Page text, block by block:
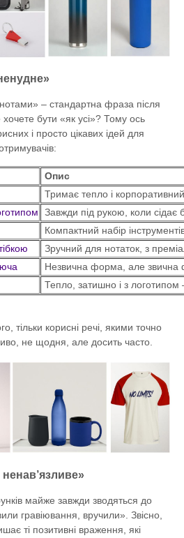
– стандартна фраза після
бути «як усі»? Тому ось
і просто цікавих ідей для
Опис
Тримає тепло і
Завжди під рукою, коли
Компактний набір
Зручний для нотаток, з
Незвична форма, але звична
Тепло, затишно і з
тільки корисні речі, якими точно
не щодня, але досить часто.
майже завжди зводяться до
гравіювання, вручили». Звісно,
ті позитивні враження, які